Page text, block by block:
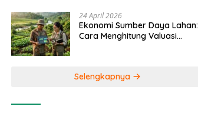
Daya Ikan
24 April 2026
Ekonomi Sumber Daya Lahan:
Cara Menghitung Valuasi
Selengkapnya